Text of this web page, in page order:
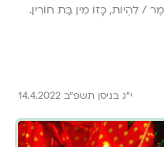
כָּזוֹ מִין בַּת חוֹרִין.
י״ג בניסן תשפ״ב 14.4.2022